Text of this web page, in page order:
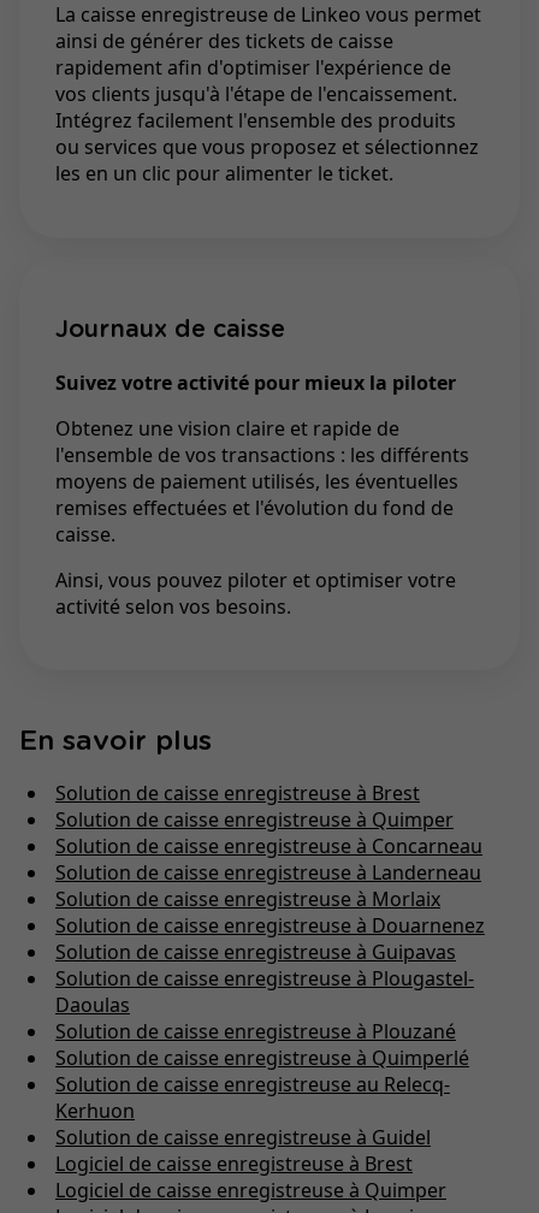
La caisse enregistreuse de Linkeo vous permet
ainsi de générer des tickets de caisse
rapidement afin d'optimiser l'expérience de
vos clients jusqu'à l'étape de l'encaissement.
Intégrez facilement l'ensemble des produits
ou services que vous proposez et sélectionnez
les en un clic pour alimenter le ticket.
Journaux de caisse
Suivez votre activité pour mieux la piloter
Obtenez une vision claire et rapide de
l'ensemble de vos transactions : les différents
moyens de paiement utilisés, les éventuelles
remises effectuées et l'évolution du fond de
caisse.
Ainsi, vous pouvez piloter et optimiser votre
activité selon vos besoins.
En savoir plus
Solution de caisse enregistreuse à Brest
Solution de caisse enregistreuse à Quimper
Solution de caisse enregistreuse à Concarneau
Solution de caisse enregistreuse à Landerneau
Solution de caisse enregistreuse à Morlaix
Solution de caisse enregistreuse à Douarnenez
Solution de caisse enregistreuse à Guipavas
Solution de caisse enregistreuse à Plougastel-
Daoulas
Solution de caisse enregistreuse à Plouzané
Solution de caisse enregistreuse à Quimperlé
Solution de caisse enregistreuse au Relecq-
Kerhuon
Solution de caisse enregistreuse à Guidel
Logiciel de caisse enregistreuse à Brest
Logiciel de caisse enregistreuse à Quimper